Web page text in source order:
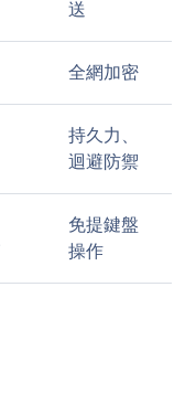
送
全網加密
持久力、
迴避防禦
免提鍵盤
操作